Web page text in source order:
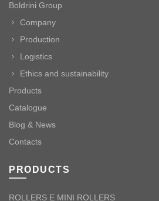
Boldrini Group
Company
Production
Logistics
Ethics and sustainability
Products
Catalogue
Blog & News
Contacts
PRODUCTS
ROLLERS E MINI ROLLERS